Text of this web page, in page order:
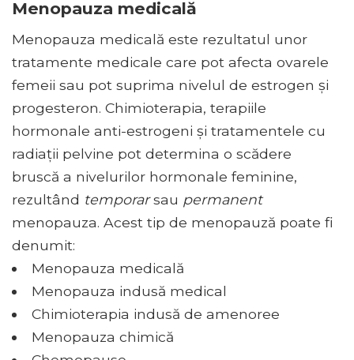
Menopauza medicală
Menopauza medicală este rezultatul unor
tratamente medicale care pot afecta ovarele
femeii sau pot suprima nivelul de estrogen și
progesteron. Chimioterapia, terapiile
hormonale anti-estrogeni și tratamentele cu
radiații pelvine pot determina o scădere
bruscă a nivelurilor hormonale feminine,
rezultând temporarsau permanent
menopauza. Acest tip de menopauză poate fi
denumit:
Menopauza medicală
Menopauza indusă medical
Chimioterapia indusă de amenoree
Menopauza chimică